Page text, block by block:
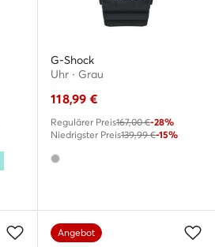
G-Shock
Uhr · Grau
118,99 €
Regulärer Preis167,00 €-28%
Niedrigster Preis139,99 €-15%
Angebot